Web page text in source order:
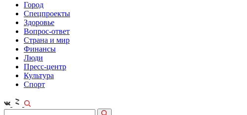
Город
Спецпроекты
Здоровье
Вопрос-ответ
Страна и мир
Финансы
Люди
Пресс-центр
Культура
Спорт